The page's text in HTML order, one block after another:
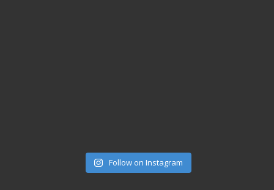
Follow on Instagram